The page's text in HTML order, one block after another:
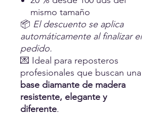
mismo tamaño
📦 El descuento se aplica
automáticamente al finalizar el
pedido.
💌 Ideal para reposteros
profesionales que buscan una
base diamante de madera
resistente, elegante y
diferente.